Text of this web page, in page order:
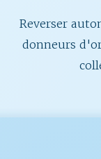
Reverser
donneurs